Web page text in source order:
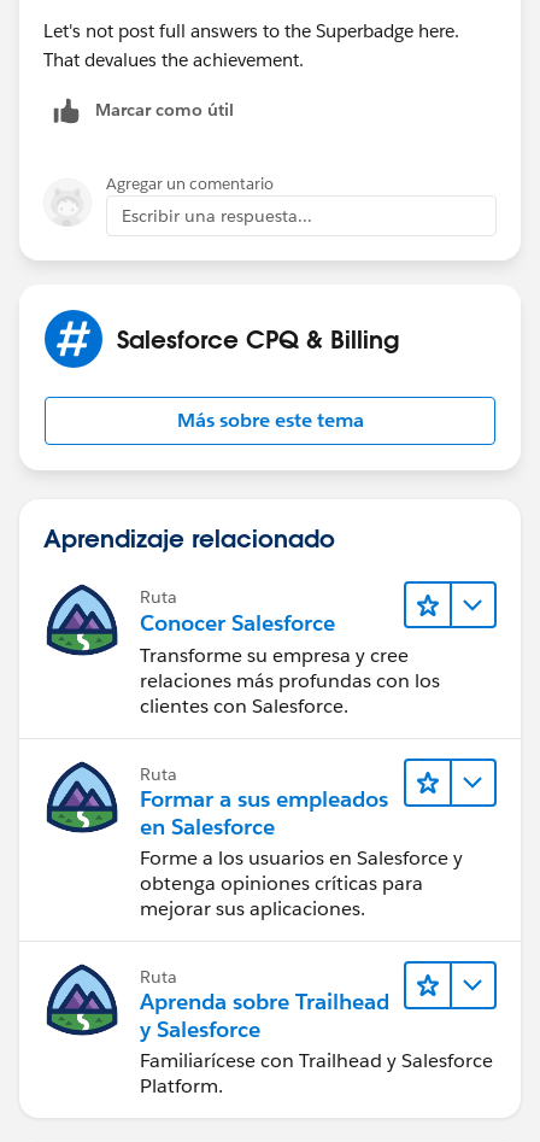
Let's not post full answers to the Superbadge here.
That devalues the achievement.
Marcar como útil
Agregar un comentario
Escribir una respuesta...
Salesforce CPQ & Billing
Más sobre este tema
Aprendizaje relacionado
Ruta
Conocer Salesforce
Transforme su empresa y cree
relaciones más profundas con los
clientes con Salesforce.
Ruta
Formar a sus empleados
en Salesforce
Forme a los usuarios en Salesforce y
obtenga opiniones críticas para
mejorar sus aplicaciones.
Ruta
Aprenda sobre Trailhead
y Salesforce
Familiarícese con Trailhead y Salesforce
Platform.